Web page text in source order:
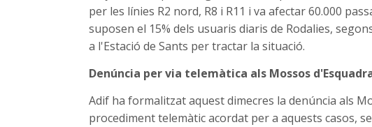
per les línies R2 nord, R8 i R11 i va afectar 60.000
suposen el 15% dels usuaris diaris de Rodalies,
a l'Estació de Sants per tractar la situació.
Denúncia per via telemàtica als Mossos
Adif ha formalitzat aquest dimecres la denúncia als
procediment telemàtic acordat per a aquests casos,